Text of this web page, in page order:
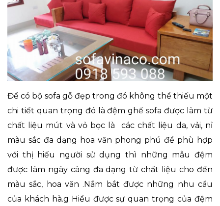
Để có bộ sofa gỗ đẹp trong đó không thể thiếu một
chi tiết quan trọng đó là đệm ghế sofa được làm từ
chất liệu mút và vỏ bọc là các chất liệu da, vải, nỉ
màu sắc đa dạng hoa văn phong phú để phù hợp
với thị hiếu người sử dụng thì những mẫu đệm
được làm ngày càng đa dạng từ chất liệu cho đến
màu sắc, hoa văn .Nắm bắt được những nhu cầu
của khách hà.g Hiểu được sự quan trọng của đệm